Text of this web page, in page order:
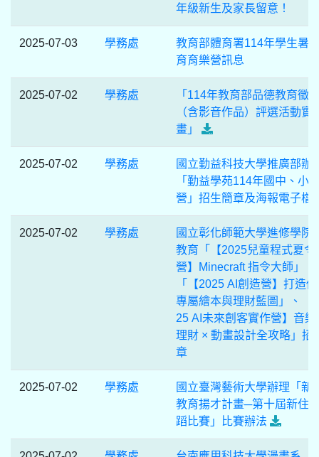
年級新生及家長留意！
2025-07-03 學務處
教育部體育署114年學生暑
育育樂營訊息
2025-07-02 學務處
「114年教育部品德教育徵
（含影音作品）評選活動實
畫」
2025-07-02 學務處
國立勤益科技大學推廣部辦
「勤益學苑114年國中、小
營」招生簡章及海報電子檔
2025-07-02 學務處
國立彰化師範大學進修學院
教育「【2025兒童程式夏令
營】Minecraft 指令大師」、
「【2025 AI創造營】打造
專屬繪本與理財藍圖」、「
25 AI未來創客實作營】音樂
理財 × 動畫設計全攻略」招
章
2025-07-02 學務處
國立臺灣藝術大學辦理「新
教育揚才計畫─第十屆新住
蹈比賽」比賽辦法